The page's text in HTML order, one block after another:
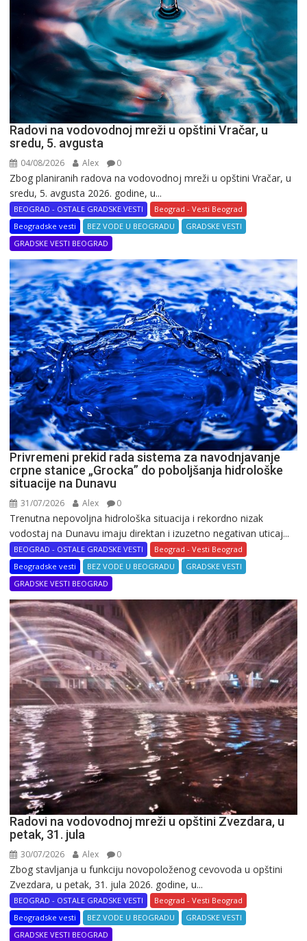
Radovi na vodovodnoj mreži u opštini Vračar, u
sredu, 5. avgusta
04/08/2026 Alex 0
Zbog planiranih radova na vodovodnoj mreži u opštini Vračar, u
sredu, 5. avgusta 2026. godine, u...
BEOGRAD - OSTALE GRADSKE VESTI
Beograd - Vesti Beograd
Beogradske vesti
BEZ VODE U BEOGRADU
GRADSKE VESTI
GRADSKE VESTI BEOGRAD
Privremeni prekid rada sistema za navodnjavanje
crpne stanice „Grocka” do poboljšanja hidrološke
situacije na Dunavu
31/07/2026 Alex 0
Trenutna nepovoljna hidrološka situacija i rekordno nizak
vodostaj na Dunavu imaju direktan i izuzetno negativan uticaj...
BEOGRAD - OSTALE GRADSKE VESTI
Beograd - Vesti Beograd
Beogradske vesti
BEZ VODE U BEOGRADU
GRADSKE VESTI
GRADSKE VESTI BEOGRAD
Radovi na vodovodnoj mreži u opštini Zvezdara, u
petak, 31. jula
30/07/2026 Alex 0
Zbog stavljanja u funkciju novopoloženog cevovoda u opštini
Zvezdara, u petak, 31. jula 2026. godine, u...
BEOGRAD - OSTALE GRADSKE VESTI
Beograd - Vesti Beograd
Beogradske vesti
BEZ VODE U BEOGRADU
GRADSKE VESTI
GRADSKE VESTI BEOGRAD